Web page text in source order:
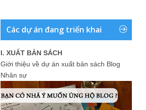
Các dự án đang triển khai
I. XUẤT BẢN SÁCH
Giới thiệu về dự án xuất bản sách Blog
Nhân sự